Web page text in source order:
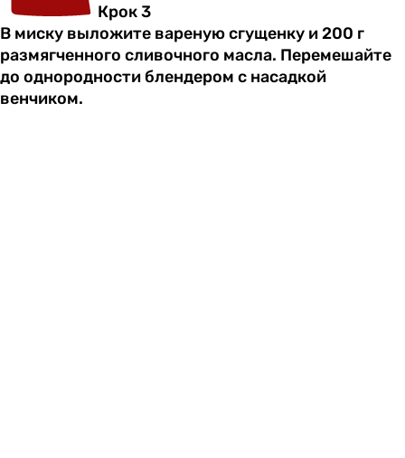
Крок 3
В миску выложите вареную сгущенку и 200 г
размягченного сливочного масла. Перемешайте
до однородности блендером с насадкой
венчиком.